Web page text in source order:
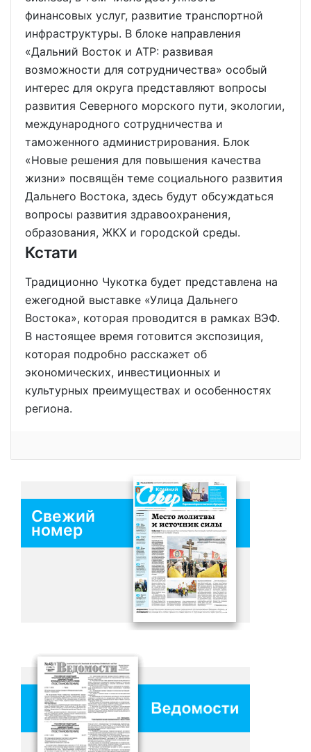
финансовых услуг, развитие транспортной
инфраструктуры. В блоке направления
«Дальний Восток и АТР: развивая
возможности для сотрудничества» особый
интерес для округа представляют вопросы
развития Северного морского пути, экологии,
международного сотрудничества и
таможенного администрирования. Блок
«Новые решения для повышения качества
жизни» посвящён теме социального развития
Дальнего Востока, здесь будут обсуждаться
вопросы развития здравоохранения,
образования, ЖКХ и городской среды.
Кстати
Традиционно Чукотка будет представлена на
ежегодной выставке «Улица Дальнего
Востока», которая проводится в рамках ВЭФ.
В настоящее время готовится экспозиция,
которая подробно расскажет об
экономических, инвестиционных и
культурных преимуществах и особенностях
региона.
Свежий
номер